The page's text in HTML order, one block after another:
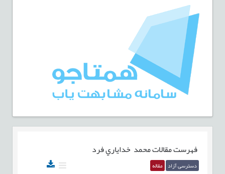
فهرست مقالاتمحمد خداياري فرد
دسترسی آزاد مقاله